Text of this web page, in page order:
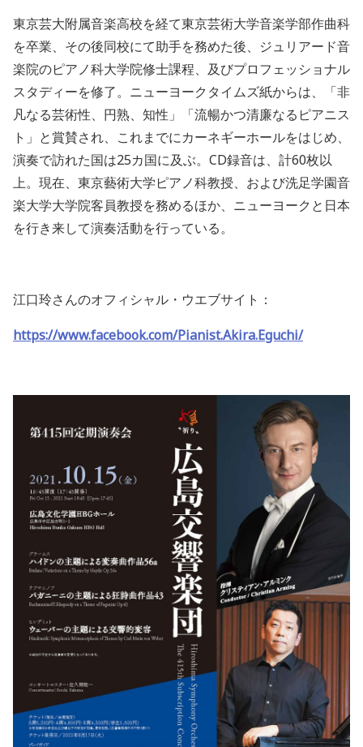
東京芸大附属音楽高校を経て東京芸術大学音楽学部作曲科
を卒業、その後同校にて助手を務めた後、ジュリアード音
楽院のピアノ科大学院修士課程、及びプロフェッショナル
スタディーを修了。ニューヨークタイムズ紙からは、「非
凡なる芸術性、円熟、知性」「流暢かつ清廉なるピアニス
ト」と賞賛され、これまでにカーネギーホールをはじめ、
演奏で訪れた国は25カ国に及ぶ。 CD録音は、計60枚以
上。現在、東京藝術大学ピアノ科教授、および洗足学園音
楽大学大学院客員教授を務めるほか、ニューヨークと日本
を行き来して演奏活動を行っている。
江口玲さんのオフィシャル・ウエブサイト：
https://www.facebook.com/Pianist.Akira.Eguchi/